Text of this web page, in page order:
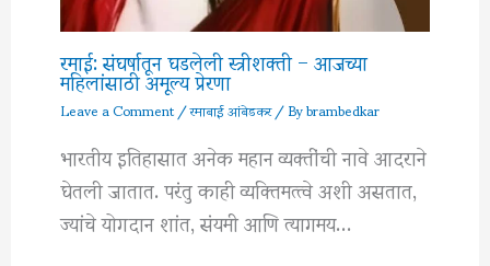
रमाई: संघर्षातून घडलेली स्त्रीशक्ती – आजच्या
महिलांसाठी अमूल्य प्रेरणा
Leave a Comment/रमाबाई आंबेडकर/ Bybrambedkar
भारतीय इतिहासात अनेक महान व्यक्तींची नावे आदराने
घेतली जातात. परंतु काही व्यक्तिमत्त्वे अशी असतात,
ज्यांचे योगदान शांत, संयमी आणि त्यागमय…